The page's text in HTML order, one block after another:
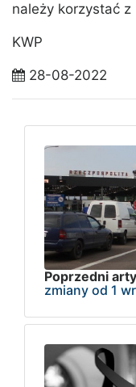
należy korzystać z
KWP
28-08-2022
Poprzedni
zmiany od 1